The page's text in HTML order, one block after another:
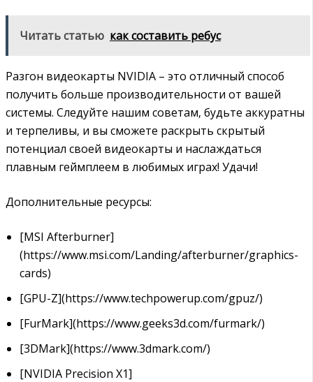
Читать статью как составить ребус
Разгон видеокарты NVIDIA – это отличный способ
получить больше производительности от вашей
системы. Следуйте нашим советам‚ будьте аккуратны
и терпеливы‚ и вы сможете раскрыть скрытый
потенциал своей видеокарты и наслаждаться
плавным геймплеем в любимых играх! Удачи!
Дополнительные ресурсы:
[MSI Afterburner]
(https://www.msi.com/Landing/afterburner/graphics-
cards)
[GPU-Z](https://www.techpowerup.com/gpuz/)
[FurMark](https://www.geeks3d.com/furmark/)
[3DMark](https://www.3dmark.com/)
[NVIDIA Precision X1]